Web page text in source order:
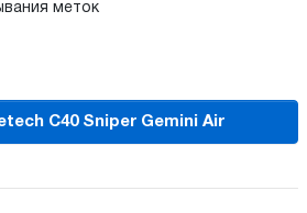
меток
С40 Sniper Gemini Air